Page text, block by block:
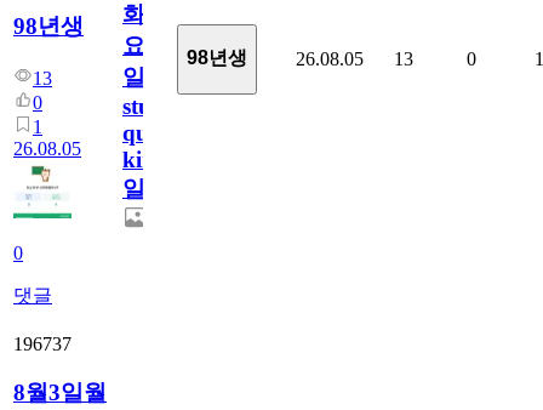
98년생
13
0
1
26.08.05
0
댓글
화
요
일/English
study
quiz
king777
일
98년생 26.08.05 13 0 1
196737
8월3일월